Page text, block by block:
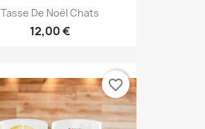
Tasse De Noël Chats
12,00 €
favorite_border